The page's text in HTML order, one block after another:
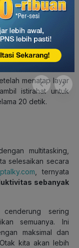
menatap layar
istirahat untuk
20 detik.
multitasking,
selesaikan secara
, ternyata
sebanyak
sering
semuanya. Ini
maksimal dan
kita akan lebih